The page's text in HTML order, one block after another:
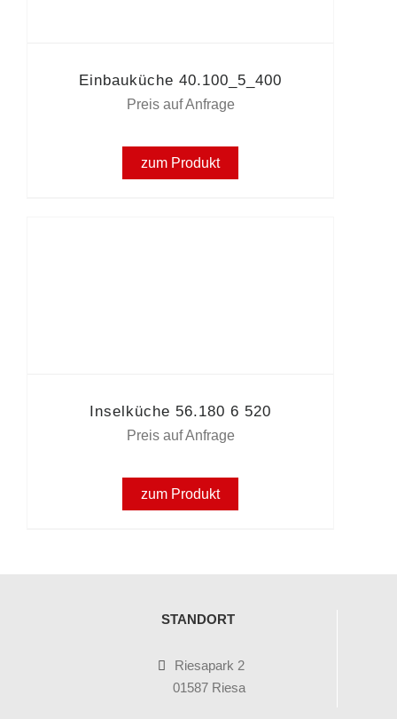
Einbauküche 40.100_5_400
Preis auf Anfrage
zum Produkt
Inselküche 56.180 6 520
Preis auf Anfrage
zum Produkt
STANDORT
Riesapark 2
01587 Riesa